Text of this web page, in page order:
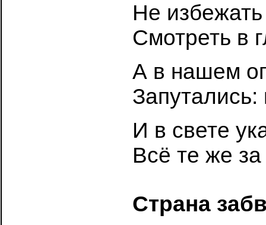
Не
Смотреть в
А в нашем
Запутались:
И в свете
Всё те же
Страна